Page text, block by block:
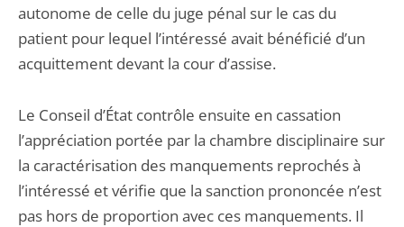
autonome de celle du juge pénal sur le cas du
patient pour lequel l’intéressé avait bénéficié d’un
acquittement devant la cour d’assise.
Le Conseil d’État contrôle ensuite en cassation
l’appréciation portée par la chambre disciplinaire sur
la caractérisation des manquements reprochés à
l’intéressé et vérifie que la sanction prononcée n’est
pas hors de proportion avec ces manquements. Il